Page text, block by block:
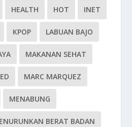
HEALTH HOT INET
KPOP LABUAN BAJO
MAKANAN SEHAT
MARC MARQUEZ
MENABUNG
BERAT BADAN